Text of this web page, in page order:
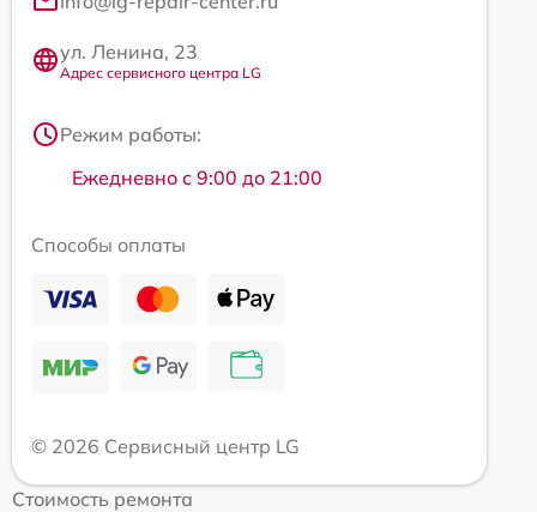
ул. Ленина, 23
Адрес сервисного центра LG
Режим работы:
Ежедневно с 9:00 до 21:00
Способы оплаты
© 2026 Сервисный центр LG
Стоимость ремонта